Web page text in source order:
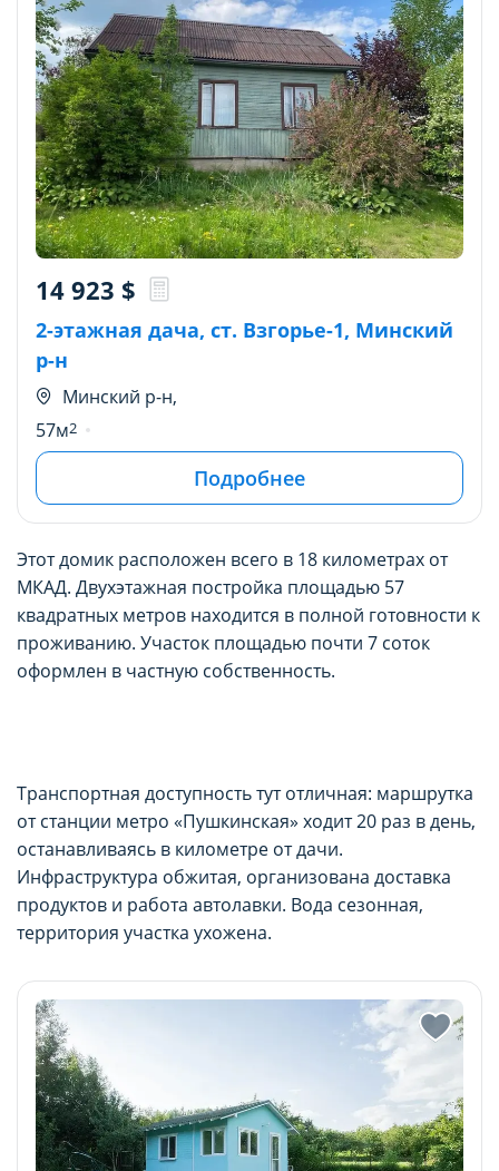
2-этажная дача, ст. Взгорье-1, Минский
р-н
Минский р-н,
14 923 $
57м2
Подробнее
Этот домик расположен всего в 18 километрах от
МКАД. Двухэтажная постройка площадью 57
квадратных метров находится в полной готовности к
проживанию. Участок площадью почти 7 соток
оформлен в частную собственность.
Транспортная доступность тут отличная: маршрутка
от станции метро «Пушкинская» ходит 20 раз в день,
останавливаясь в километре от дачи.
Инфраструктура обжитая, организована доставка
продуктов и работа автолавки. Вода сезонная,
территория участка ухожена.